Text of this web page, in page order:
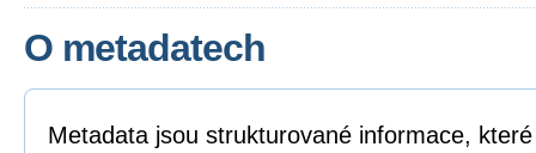
O metadatech
Metadata jsou strukturované informace,